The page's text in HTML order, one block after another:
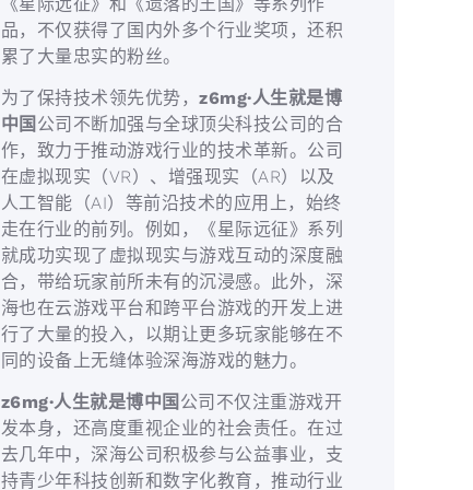
品，不仅获得了国内外多个行业奖项，还积
累了大量忠实的粉丝。
为了保持技术领先优势，z6mg·人生就是博
中国 公司不断加强与全球顶尖科技公司的合
作，致力于推动游戏行业的技术革新。公司
在虚拟现实（VR）、增强现实（AR）以及
人工智能（AI）等前沿技术的应用上，始终
走在行业的前列。例如，《星际远征》系列
就成功实现了虚拟现实与游戏互动的深度融
合，带给玩家前所未有的沉浸感。此外，深
海也在云游戏平台和跨平台游戏的开发上进
行了大量的投入，以期让更多玩家能够在不
同的设备上无缝体验深海游戏的魅力。
z6mg·人生就是博中国 公司不仅注重游戏开
发本身，还高度重视企业的社会责任。在过
去几年中，深海公司积极参与公益事业，支
持青少年科技创新和数字化教育，推动行业